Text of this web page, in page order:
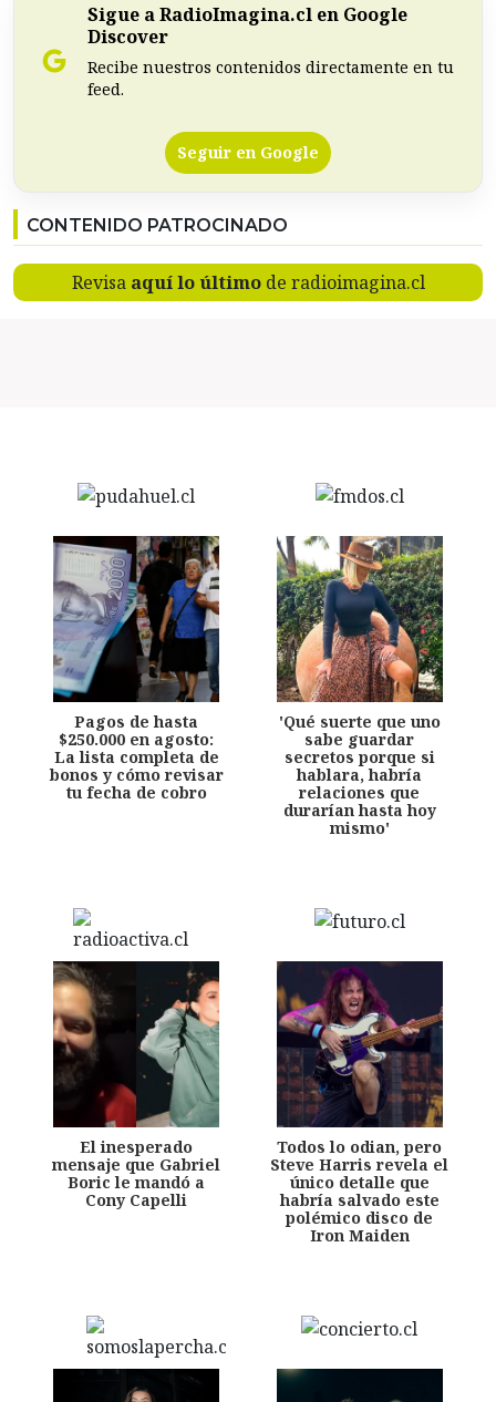
Sigue a RadioImagina.cl en Google
Discover
Recibe nuestros contenidos directamente en tu
feed.
Seguir en Google
CONTENIDO PATROCINADO
Revisa aquí lo últimode radioimagina.cl
Pagos de hasta
$250.000 en agosto:
La lista completa de
bonos y cómo revisar
tu fecha de cobro
'Qué suerte que uno
sabe guardar
secretos porque si
hablara, habría
relaciones que
durarían hasta hoy
mismo'
El inesperado
mensaje que Gabriel
Boric le mandó a
Cony Capelli
Todos lo odian, pero
Steve Harris revela el
único detalle que
habría salvado este
polémico disco de
Iron Maiden